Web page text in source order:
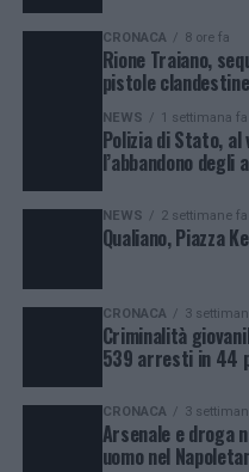
CRONACA 8 ore fa
Rione Traiano,
pistole clandestine
NEWS 1 settimana fa
Polizia di Stato,
l’abbandono degli
NEWS 2 settimane fa
Qualiano, Piazza
CRONACA 3
Criminalità
539 arresti in 44
CRONACA 3
Arsenale e droga
uomo nel